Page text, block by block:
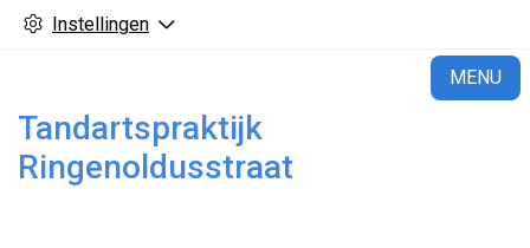
Instellingen
MENU
Tandartspraktijk
Ringenoldusstraat